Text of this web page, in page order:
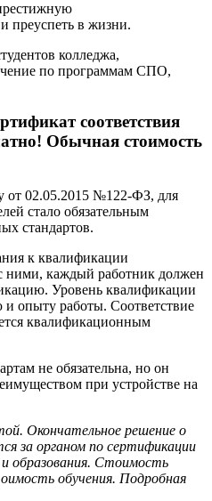
преуспеть в жизни.
колледжа,
по программам СПО,
соответствия
Обычная стоимость
от 02.05.2015 №122-ФЗ, для
стало обязательным
стандартов.
к квалификации
ними, каждый работник должен
Уровень квалификации
и опыту работы. Соответствие
квалификационным
не обязательна, но он
при устройстве на
Окончательное решение о
за органом по сертификации
образования. Стоимость
обучения. Подробная